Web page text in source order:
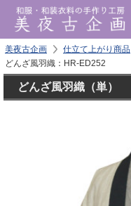
美夜古企画 仕立て上がり商品
どんざ風羽織：HR-ED252
どんざ風羽織（単）